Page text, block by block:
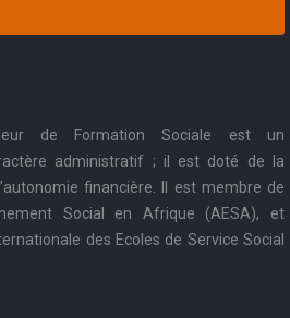
de Formation Sociale est un
administratif ; il est doté de la
financière. Il est membre de
Social en Afrique (AESA), et
des Ecoles de Service Social